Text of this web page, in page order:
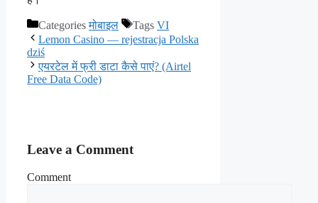
Categoriesमोबाइल Tags VI
Lemon Casino — rejestracja Polska
dziś
एयरटेल में फ्री डाटा कैसे पाएं? (Airtel
Free Data Code)
Leave a Comment
Comment